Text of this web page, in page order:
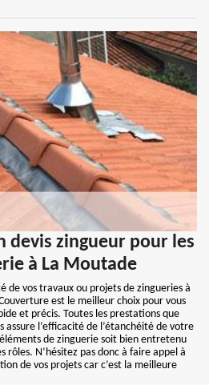
devis zingueur pour les
à La Moutade
de vos travaux ou projets de zingueries à
est le meilleur choix pour vous
et précis. Toutes les prestations que
l’efficacité de l’étanchéité de votre
de zinguerie soit bien entretenu
N’hésitez pas donc à faire appel à
de vos projets car c’est la meilleure